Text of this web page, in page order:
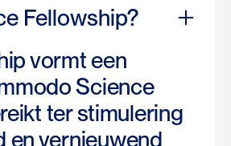
Fellowship?
vormt een
Science
ter stimulering
en vernieuwend